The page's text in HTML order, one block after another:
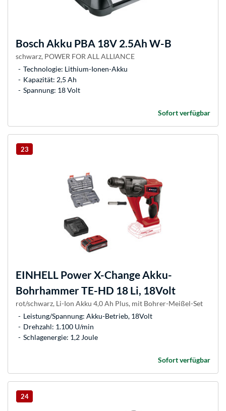
Bosch Akku PBA 18V 2.5Ah W-B
schwarz, POWER FOR ALL ALLIANCE
Technologie: Lithium-Ionen-Akku
Kapazität: 2,5 Ah
Spannung: 18 Volt
Sofort verfügbar
23
EINHELL Power X-Change Akku-
Bohrhammer TE-HD 18 Li, 18Volt
rot/schwarz, Li-Ion Akku 4,0 Ah Plus, mit Bohrer-Meißel-Set
Leistung/Spannung: Akku-Betrieb, 18Volt
Drehzahl: 1.100 U/min
Schlagenergie: 1,2 Joule
Sofort verfügbar
24